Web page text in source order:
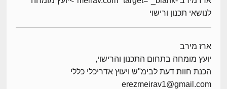
לנושאי תכנון ורישוי
ארז מירב
יועץ מומחה בתחום התכנון והרישוי,
הכנת חוות דעת לבימ"ש ויעוץ אדריכלי כללי
erezmeirav1@gmail.com